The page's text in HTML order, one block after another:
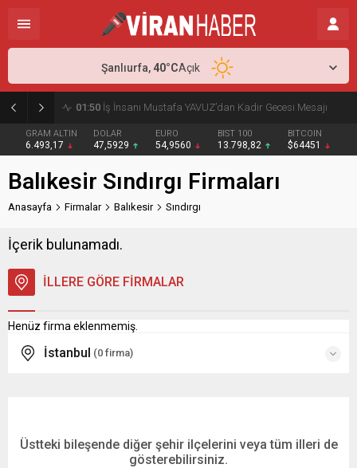
01:50 İş İnsanı Mustafa YAVUZ’dan Kadir Gecesi Mesajı
GRAM ALTIN
6.493,17
DOLAR
47,5929
EURO
54,9560
BIST 100
13.798,82
BITCOIN
$64451
Şanlıurfa, 40°CAçık
Balıkesir Sındırgı Firmaları
Anasayfa Firmalar Balıkesir Sındırgı
İçerik bulunamadı.
İLLERE GÖRE FİRMALAR
Henüz firma eklenmemiş.
İstanbul (0 firma)
Üstteki bileşende diğer şehir ilçelerini veya tüm illeri de
gösterebilirsiniz.